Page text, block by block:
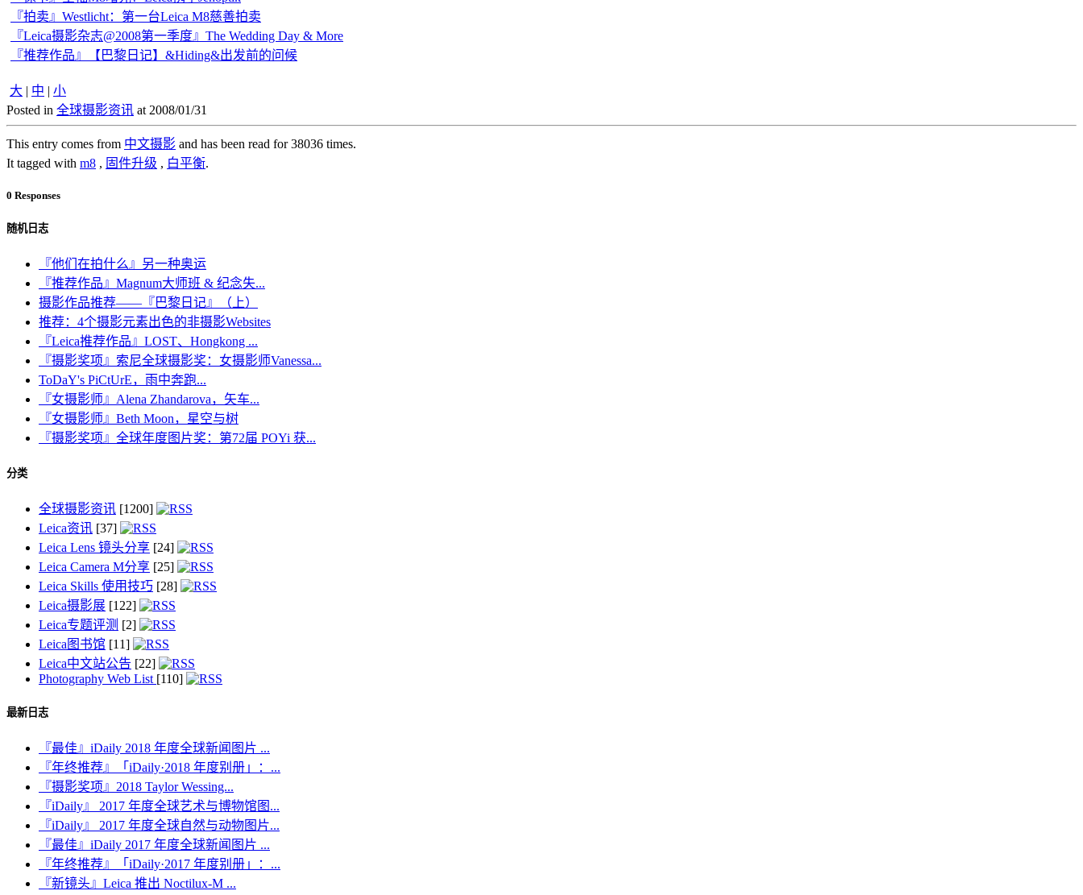
『拍卖』Westlicht：第一台Leica M8慈善拍卖
『Leica摄影杂志@2008第一季度』The Wedding Day & More
『推荐作品』【巴黎日记】&Hiding&出发前的问候
大 | 中 | 小
Posted in 全球摄影资讯 at 2008/01/31
This entry comes from 中文摄影 and has been read for 38036 times.
It tagged with m8 , 固件升级 , 白平衡.
0 Responses
随机日志
『他们在拍什么』另一种奥运
『推荐作品』Magnum大师班 & 纪念失...
摄影作品推荐——『巴黎日记』（上）
推荐：4个摄影元素出色的非摄影Websites
『Leica推荐作品』LOST、Hongkong ...
『摄影奖项』索尼全球摄影奖：女摄影师Vanessa...
ToDaY's PiCtUrE，雨中奔跑...
『女摄影师』Alena Zhandarova，矢车...
『女摄影师』Beth Moon，星空与树
『摄影奖项』全球年度图片奖：第72届 POYi 获...
分类
全球摄影资讯 [1200]
Leica资讯 [37]
Leica Lens 镜头分享 [24]
Leica Camera M分享 [25]
Leica Skills 使用技巧 [28]
Leica摄影展 [122]
Leica专题评测 [2]
Leica图书馆 [11]
Leica中文站公告 [22]
Photography Web List [110]
最新日志
『最佳』iDaily 2018 年度全球新闻图片 ...
『年终推荐』「iDaily·2018 年度别册」：...
『摄影奖项』2018 Taylor Wessing...
『iDaily』 2017 年度全球艺术与博物馆图...
『iDaily』 2017 年度全球自然与动物图片...
『最佳』iDaily 2017 年度全球新闻图片 ...
『年终推荐』「iDaily·2017 年度别册」：...
『新镜头』Leica 推出 Noctilux-M ...